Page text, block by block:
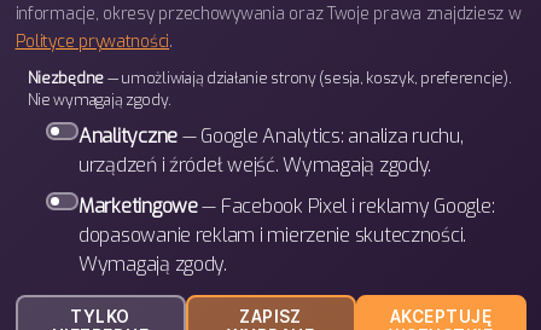
telefon: 793 443 666
e-mail: biuro@bettergames.pl
Centrum rozwoju BETTER Sp. z o.o.
ul. Wrocławska 31/3b
30-011 Kraków
BETTER Games
Polityka prywatności
informacje, okresy przechowywania oraz Twoje prawa znajdziesz w
Polityce prywatności.
Niezbędne— umożliwiają działanie strony (sesja, koszyk, preferencje).
Nie wymagają zgody.
Analityczne— Google Analytics: analiza ruchu,
urządzeń i źródeł wejść. Wymagają zgody.
Marketingowe— Facebook Pixel i reklamy Google:
dopasowanie reklam i mierzenie skuteczności.
Wymagają zgody.
TYLKO
ZAPISZ
AKCEPTUJĘ